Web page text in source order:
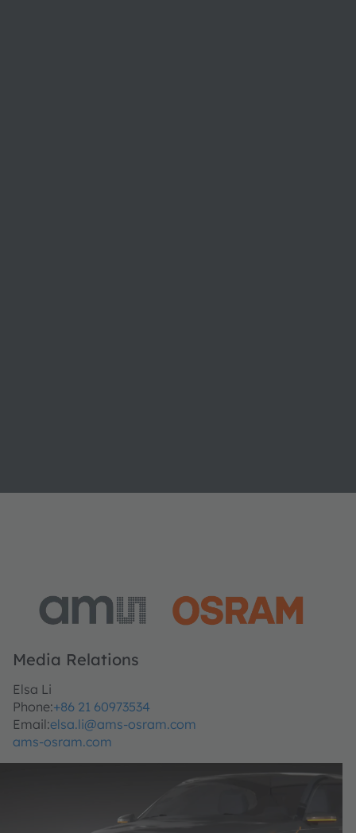
Media Relations
Elsa Li
Phone:+86 21 60973534
Email:elsa.li@ams-osram.com
ams-osram.com